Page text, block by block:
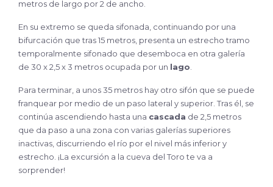
metros de largo por 2 de ancho.
En su extremo se queda sifonada, continuando por una
bifurcación que tras 15 metros, presenta un estrecho tramo
temporalmente sifonado que desemboca en otra galería
de 30 x 2,5 x 3 metros ocupada por un lago
Para terminar, a unos 35 metros hay otro sifón que se puede
franquear por medio de un paso lateral y superior. Tras él, se
continúa ascendiendo hasta una cascada de 2,5 metros
que da paso a una zona con varias galerías superiores
inactivas, discurriendo el río por el nivel más inferior y
estrecho. ¡La excursión a la cueva del Toro te va a
sorprender!